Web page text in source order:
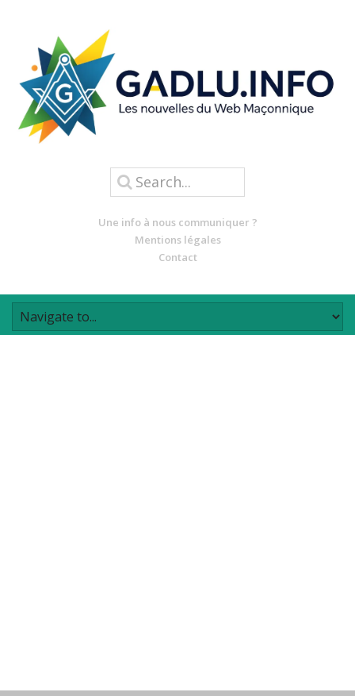
Une info à nous communiquer ?
Mentions légales
Contact